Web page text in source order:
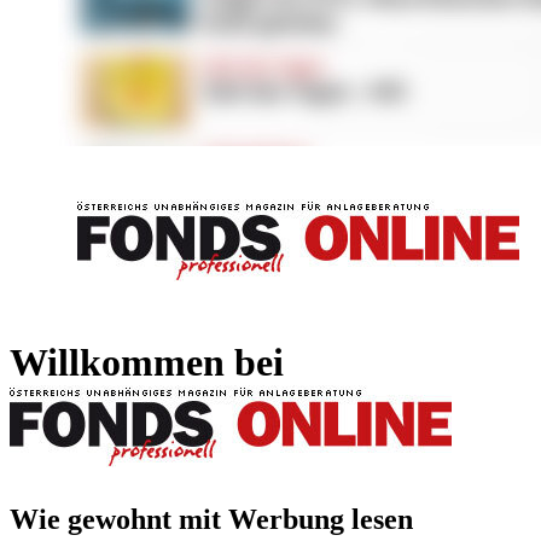
Willkommen bei
Wie gewohnt mit Werbung lesen